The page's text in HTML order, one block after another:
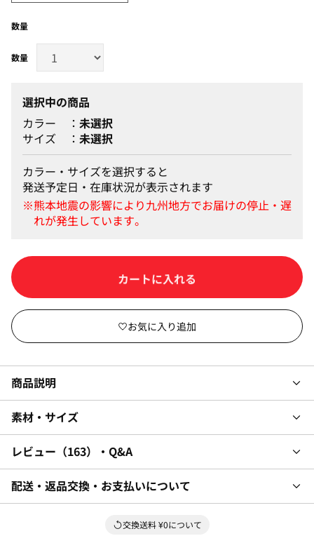
数量
選択中の商品
カラー
未選択
サイズ
未選択
カラー・サイズを選択すると
発送予定日・在庫状況が表示されます
カートに入れる
商品説明
素材・サイズ
レビュー 163 ・Q&A
配送・返品交換・お支払いについて
交換送料 ¥0について